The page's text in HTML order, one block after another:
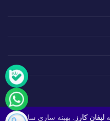
لیفان کارز . بهینه سازی سایت :